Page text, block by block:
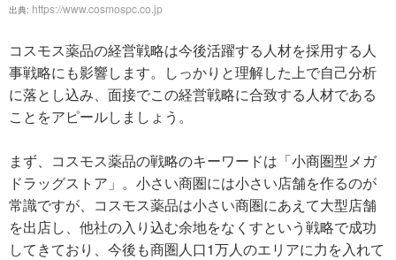
出典: https://www.cosmospc.co.jp
コスモス薬品の経営戦略は今後活躍する人材を採用する人
事戦略にも影響します。しっかりと理解した上で自己分析
に落とし込み、面接でこの経営戦略に合致する人材である
ことをアピールしましょう。
まず、コスモス薬品の戦略のキーワードは「小商圏型メガ
ドラッグストア」。小さい商圏には小さい店舗を作るのが
常識ですが、コスモス薬品は小さい商圏にあえて大型店舗
を出店し、他社の入り込む余地をなくすという戦略で成功
してきており、今後も商圏人口1万人のエリアに力を入れて